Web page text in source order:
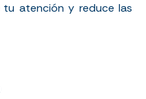
atención y reduce las